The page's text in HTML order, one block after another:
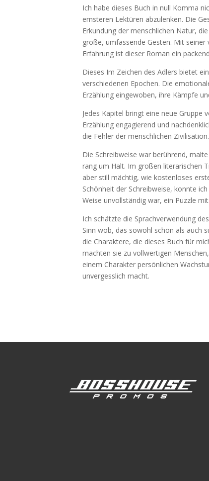
Ich habe dieses Buch in null Komma
ernsteren Lektüren abzulenken. Die
Erkundung der menschlichen Natur,
große, umfassende Gesten. Mit
Erfahrung ist dieser Roman ein
Dieses Im Zeichen des Adlers bietet
verschiedenen Epochen. Die
Erzählung eingewoben, ihre Kämpfe
Jedes Kapitel bringt eine neue
Erzählung engagierend und
die Fehler der menschlichen Zivilisation.
Die Schreibweise war berührend,
rang um Halt. Im großen literarischen
aber still mächtig, wie kostenloses
Schönheit der Schreibweise, konnte
Weise unvollständig war, ein Puzzle
Ich schätzte die Sprachverwendung
Sinn wob, das sowohl schön als auch
die Charaktere, die dieses Buch für
machten sie zu vollwertigen
einem Charakter persönlichen
unvergesslich macht.